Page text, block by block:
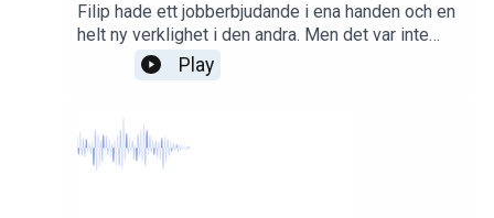
Filip hade ett jobberbjudande i ena handen och en
helt ny verklighet i den andra. Men det var inte
karriären som förändrade allt – det var att växa
tillsammans med människor som trodde på
osäkerhet till att bli den person som tror på andra.
Play